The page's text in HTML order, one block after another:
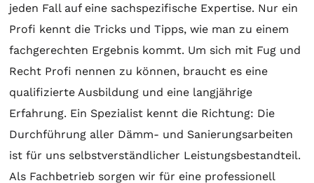
jeden Fall auf eine sachspezifische Expertise. Nur ein
Profi kennt die Tricks und Tipps, wie man zu einem
fachgerechten Ergebnis kommt. Um sich mit Fug und
Recht Profi nennen zu können, braucht es eine
qualifizierte Ausbildung und eine langjährige
Erfahrung. Ein Spezialist kennt die Richtung: Die
Durchführung aller Dämm- und Sanierungsarbeiten
ist für uns selbstverständlicher Leistungsbestandteil.
Als Fachbetrieb sorgen wir für eine professionell